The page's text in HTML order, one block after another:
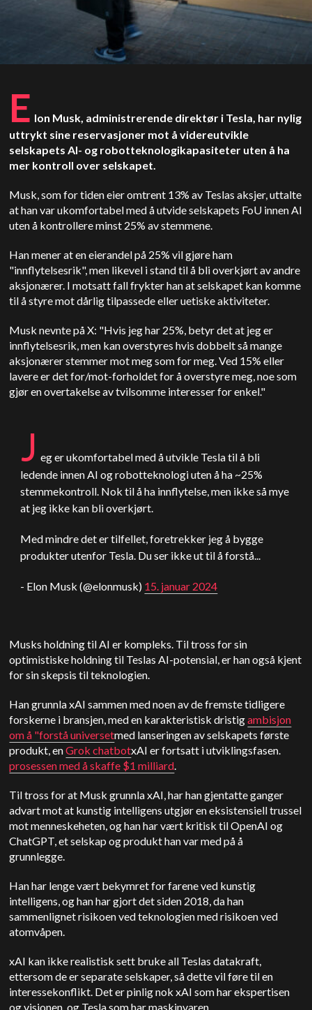
E lon Musk, administrerende direktør i Tesla, har nylig
uttrykt sine reservasjoner mot å videreutvikle
selskapets AI- og robotteknologikapasiteter uten å ha
mer kontroll over selskapet.
Musk, som for tiden eier omtrent 13% av Teslas aksjer, uttalte
at han var ukomfortabel med å utvide selskapets FoU innen AI
uten å kontrollere minst 25% av stemmene.
Han mener at en eierandel på 25% vil gjøre ham
"innflytelsesrik", men likevel i stand til å bli overkjørt av andre
aksjonærer. I motsatt fall frykter han at selskapet kan komme
til å styre mot dårlig tilpassede eller uetiske aktiviteter.
Musk nevnte på X: "Hvis jeg har 25%, betyr det at jeg er
innflytelsesrik, men kan overstyres hvis dobbelt så mange
aksjonærer stemmer mot meg som for meg. Ved 15% eller
lavere er det for/mot-forholdet for å overstyre meg, noe som
gjør en overtakelse av tvilsomme interesser for enkel."
J eg er ukomfortabel med å utvikle Tesla til å bli
ledende innen AI og robotteknologi uten å ha ~25%
stemmekontroll. Nok til å ha innflytelse, men ikke så mye
at jeg ikke kan bli overkjørt.
Med mindre det er tilfellet, foretrekker jeg å bygge
produkter utenfor Tesla. Du ser ikke ut til å forstå...
- Elon Musk (@elonmusk) 15. januar 2024
Musks holdning til AI er kompleks. Til tross for sin
optimistiske holdning til Teslas AI-potensial, er han også kjent
for sin skepsis til teknologien.
Han grunnla xAI sammen med noen av de fremste tidligere
forskerne i bransjen, med en karakteristisk dristigambisjon
om å "forstå universetmed lanseringen av selskapets første
produkt, enGrok chatbotxAI er fortsatt i utviklingsfasen.
prosessen med å skaffe $1 milliard.
Til tross for at Musk grunnla xAI, har han gjentatte ganger
advart mot at kunstig intelligens utgjør en eksistensiell trussel
mot menneskeheten, og han har vært kritisk til OpenAI og
ChatGPT, et selskap og produkt han var med på å
grunnlegge.
Han har lenge vært bekymret for farene ved kunstig
intelligens, og han har gjort det siden 2018, da han
sammenlignet risikoen ved teknologien med risikoen ved
atomvåpen.
xAI kan ikke realistisk sett bruke all Teslas datakraft,
ettersom de er separate selskaper, så dette vil føre til en
interessekonflikt. Det er pinlig nok xAI som har ekspertisen
og visjonen, og Tesla som har maskinvaren.